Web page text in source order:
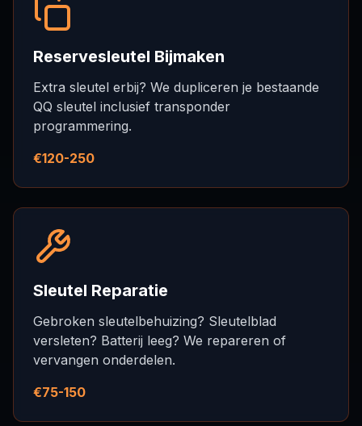
Reservesleutel Bijmaken
Extra sleutel erbij? We dupliceren je bestaande
QQ sleutel inclusief transponder
programmering.
€120-250
Sleutel Reparatie
Gebroken sleutelbehuizing? Sleutelblad
versleten? Batterij leeg? We repareren of
vervangen onderdelen.
€75-150